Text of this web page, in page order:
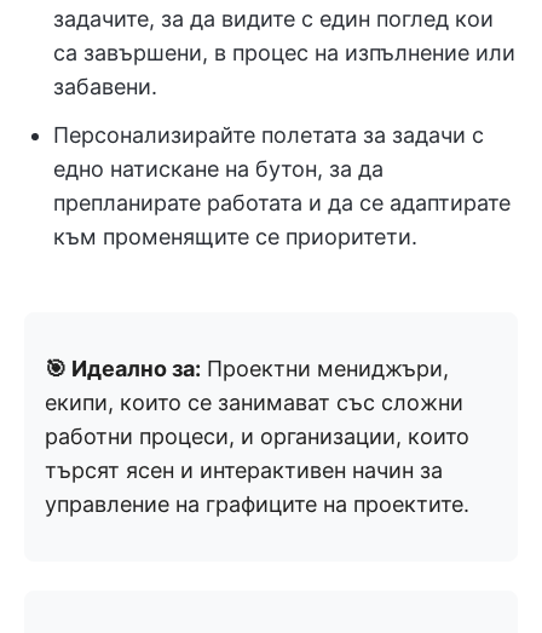
задачите, за да видите с един поглед кои
са завършени, в процес на изпълнение или
забавени.
Персонализирайте полетата за задачи с
едно натискане на бутон, за да
препланирате работата и да се адаптирате
към променящите се приоритети.
🎯 Идеално за: Проектни мениджъри,
екипи, които се занимават със сложни
работни процеси, и организации, които
търсят ясен и интерактивен начин за
управление на графиците на проектите.